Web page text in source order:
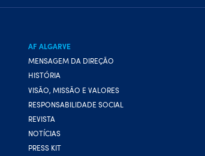
AF ALGARVE
MENSAGEM DA DIREÇÃO
HISTÓRIA
VISÃO, MISSÃO E VALORES
RESPONSABILIDADE SOCIAL
REVISTA
NOTÍCIAS
PRESS KIT